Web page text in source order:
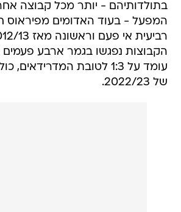
בתולדותיהם - יותר מכל קבוצה
המפעל - בעוד האדומים מפיראוס
הקבוצות נפגשו בגמר ארבע
של 2022/23.